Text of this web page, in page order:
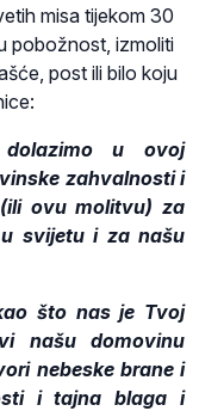
misa tijekom 30
pobožnost, izmoliti
post ili bilo koju
u ovoj
zahvalnosti i
ovu molitvu) za
svijetu i za našu
što nas je Tvoj
našu domovinu
nebeske brane i
i tajna blaga i